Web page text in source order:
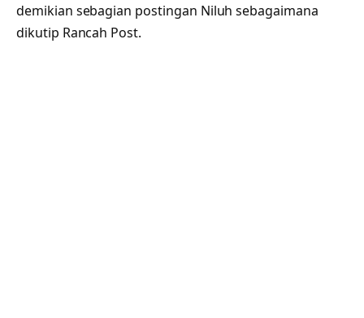
demikian sebagian postingan Niluh sebagaimana
dikutip Rancah Post.